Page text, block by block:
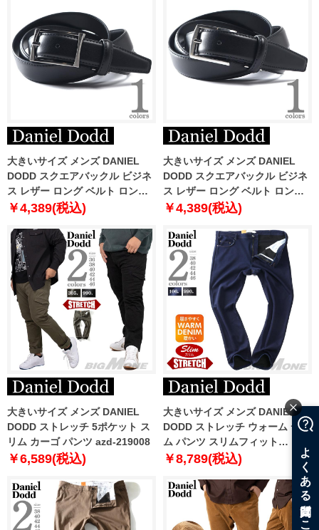
大きいサイズ メンズ DANIEL
DODD スクエアバックル ビジネ
ス レザー ロング ベルト ロング
サイズ azbl-259003
￥4,389(税込)
大きいサイズ メンズ DANIEL
DODD スクエアバックル ビジネ
ス レザー ロング ベルト ロング
サイズ azbl-259006
￥4,389(税込)
大きいサイズ メンズ DANIEL
DODD ストレッチ 5ポケット ス
リム カーゴ パンツ azd-219008
￥6,589(税込)
大きいサイズ メンズ DANIEL
DODD ストレッチ ウォーム デニ
ム パンツ スリムフィット
azd220501103s
￥8,789(税込)